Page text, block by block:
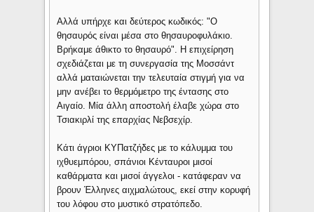
Αλλά υπήρχε και δεύτερος κωδικός: "Ο
θησαυρός είναι μέσα στο θησαυροφυλάκιο.
Βρήκαμε άθικτο το θησαυρό". Η επιχείρηση
σχεδιάζεται με τη συνεργασία της Μοσσάντ
αλλά ματαιώνεται την τελευταία στιγμή για να
μην ανέβει το θερμόμετρο της έντασης στο
Αιγαίο. Μία άλλη αποστολή έλαβε χώρα στο
Τσιακιρλί της επαρχίας Νεβσεχίρ.
Κάτι άγριοι ΚΥΠατζήδες με το κάλυμμα του
ιχθυεμπόρου, σπάνιοι Κένταυροι μισοί
καθάρματα και μισοί άγγελοι - κατάφεραν να
βρουν Έλληνες αιχμαλώτους, εκεί στην κορυφή
του λόφου στο μυστικό στρατόπεδο.